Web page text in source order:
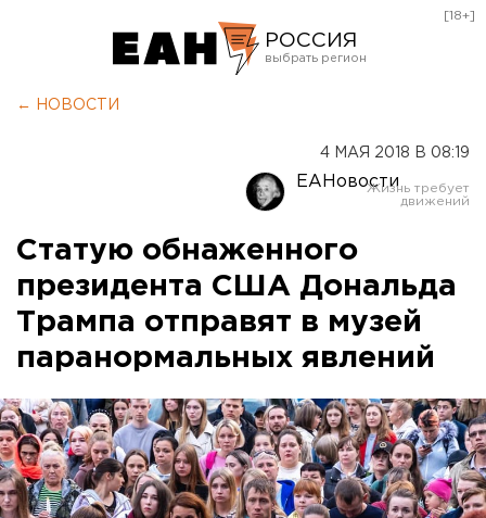
РОССИЯ
Оренбург
[18+]
← НОВОСТИ
4 МАЯ 2018 В 08:19
ЕАНовости
Статую обнаженного
президента США Дональда
Трампа отправят в музей
паранормальных явлений